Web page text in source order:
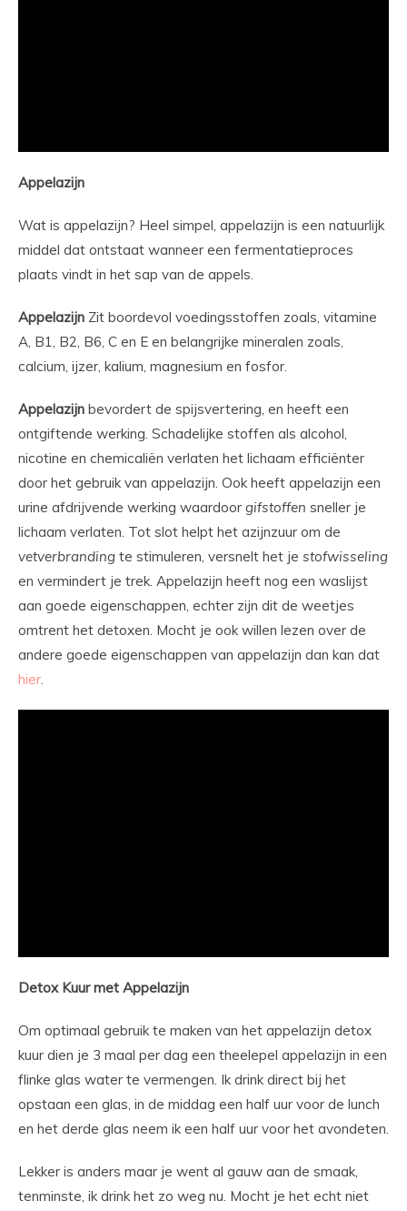
Appelazijn
Wat is appelazijn? Heel simpel, appelazijn is een natuurlijk
middel dat ontstaat wanneer een fermentatieproces
plaats vindt in het sap van de appels.
Appelazijn Zit boordevol voedingsstoffen zoals, vitamine
A, B1, B2, B6, C en E en belangrijke mineralen zoals,
calcium, ijzer, kalium, magnesium en fosfor.
Appelazijn bevordert de spijsvertering, en heeft een
ontgiftende werking. Schadelijke stoffen als alcohol,
nicotine en chemicaliën verlaten het lichaam efficiënter
door het gebruik van appelazijn. Ook heeft appelazijn een
urine afdrijvende werking waardoor gifstoffen sneller je
lichaam verlaten. Tot slot helpt het azijnzuur om de
vetverbranding te stimuleren, versnelt het je stofwisseling
en vermindert je trek. Appelazijn heeft nog een waslijst
aan goede eigenschappen, echter zijn dit de weetjes
omtrent het detoxen. Mocht je ook willen lezen over de
andere goede eigenschappen van appelazijn dan kan dat
hier.
Detox Kuur met Appelazijn
Om optimaal gebruik te maken van het appelazijn detox
kuur dien je 3 maal per dag een theelepel appelazijn in een
flinke glas water te vermengen. Ik drink direct bij het
opstaan een glas, in de middag een half uur voor de lunch
en het derde glas neem ik een half uur voor het avondeten.
Lekker is anders maar je went al gauw aan de smaak,
tenminste, ik drink het zo weg nu. Mocht je het echt niet